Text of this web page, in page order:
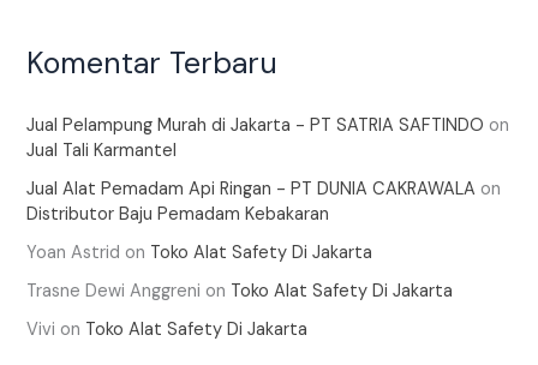
Komentar Terbaru
Jual Pelampung Murah di Jakarta - PT SATRIA SAFTINDO on
Jual Tali Karmantel
Jual Alat Pemadam Api Ringan - PT DUNIA CAKRAWALA on
Distributor Baju Pemadam Kebakaran
Yoan Astrid on Toko Alat Safety Di Jakarta
Trasne Dewi Anggreni on Toko Alat Safety Di Jakarta
Vivi on Toko Alat Safety Di Jakarta